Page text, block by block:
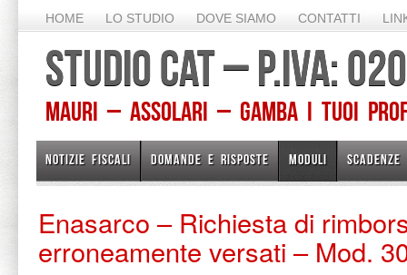
HOME LO STUDIO DOVE SIAMO CONTATTI
STUDIO CAT – P.IVA:
Mauri – Assolari – Gamba I TUOI
NOTIZIE FISCALI DOMANDE E RISPOSTE MODULI SCADENZE
Enasarco – Richiesta di
erroneamente versati – Mod.